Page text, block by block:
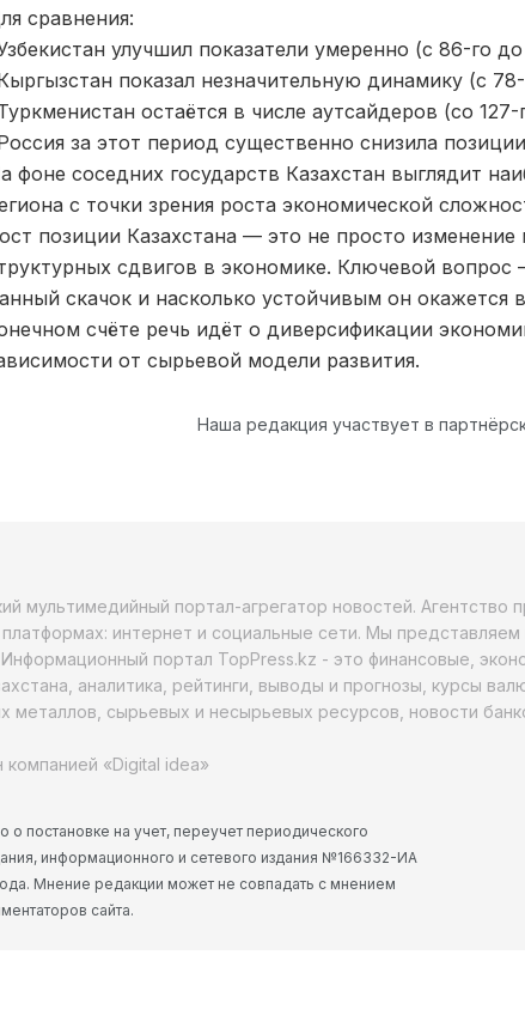
сравнения:
улучшил показатели умеренно (с 86-го
показал незначительную динамику (с
остаётся в числе аутсайдеров (со
за этот период существенно снизила
фоне соседних государств Казахстан выглядит
с точки зрения роста экономической
позиции Казахстана — это не просто изменение
сдвигов в экономике. Ключевой вопрос
скачок и насколько устойчивым он окажется
счёте речь идёт о диверсификации
от сырьевой модели развития.
Наша редакция участвует в
мультимедийный портал-агрегатор новостей. Агентство
интернет и социальные сети. Мы представляем
портал TopPress.kz - это финансовые,
аналитика, рейтинги, выводы и прогнозы, курсы
металлов, сырьевых и несырьевых ресурсов, новости
компанией «Digital idea»
о постановке на учет, переучет периодического
информационного и сетевого издания №166332-ИА
Мнение редакции может не совпадать с мнением
сайта.